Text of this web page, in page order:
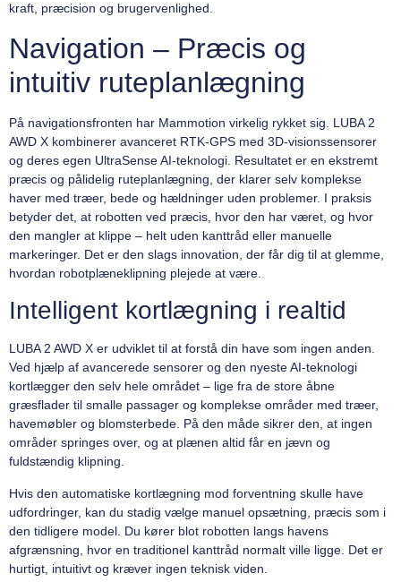
kraft, præcision og brugervenlighed.
Navigation – Præcis og
intuitiv ruteplanlægning
På navigationsfronten har Mammotion virkelig rykket sig. LUBA 2
AWD X kombinerer avanceret RTK-GPS med 3D-visionssensorer
og deres egen UltraSense AI-teknologi. Resultatet er en ekstremt
præcis og pålidelig ruteplanlægning, der klarer selv komplekse
haver med træer, bede og hældninger uden problemer. I praksis
betyder det, at robotten ved præcis, hvor den har været, og hvor
den mangler at klippe – helt uden kanttråd eller manuelle
markeringer. Det er den slags innovation, der får dig til at glemme,
hvordan robotplæneklipning plejede at være.
Intelligent kortlægning i realtid
LUBA 2 AWD X er udviklet til at forstå din have som ingen anden.
Ved hjælp af avancerede sensorer og den nyeste AI-teknologi
kortlægger den selv hele området – lige fra de store åbne
græsflader til smalle passager og komplekse områder med træer,
havemøbler og blomsterbede. På den måde sikrer den, at ingen
områder springes over, og at plænen altid får en jævn og
fuldstændig klipning.
Hvis den automatiske kortlægning mod forventning skulle have
udfordringer, kan du stadig vælge manuel opsætning, præcis som i
den tidligere model. Du kører blot robotten langs havens
afgrænsning, hvor en traditionel kanttråd normalt ville ligge. Det er
hurtigt, intuitivt og kræver ingen teknisk viden.